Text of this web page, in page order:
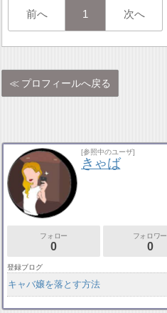
前へ 1 次へ
プロフィールへ戻る
[参照中のユーザ]
きゃば
フォロー
0
フォロワー
0
登録ブログ
キャバ嬢を落とす方法